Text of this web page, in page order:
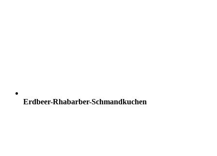
Erdbeer-Rhabarber-Schmandkuchen